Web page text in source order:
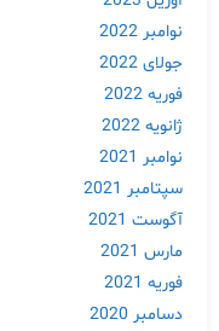
نوامبر 2022
جولای 2022
فوریه 2022
ژانویه 2022
نوامبر 2021
سپتامبر 2021
آگوست 2021
مارس 2021
فوریه 2021
دسامبر 2020